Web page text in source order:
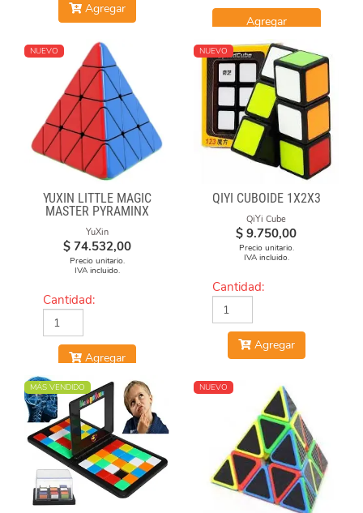
Agregar
Agregar
NUEVO
YUXIN LITTLE MAGIC
MASTER PYRAMINX
YuXin
$ 74.532,00
Precio unitario.
IVA incluido.
Cantidad:
Agregar
NUEVO
QIYI CUBOIDE 1X2X3
QiYi Cube
$ 9.750,00
Precio unitario.
IVA incluido.
Cantidad:
Agregar
MÁS VENDIDO NUEVO